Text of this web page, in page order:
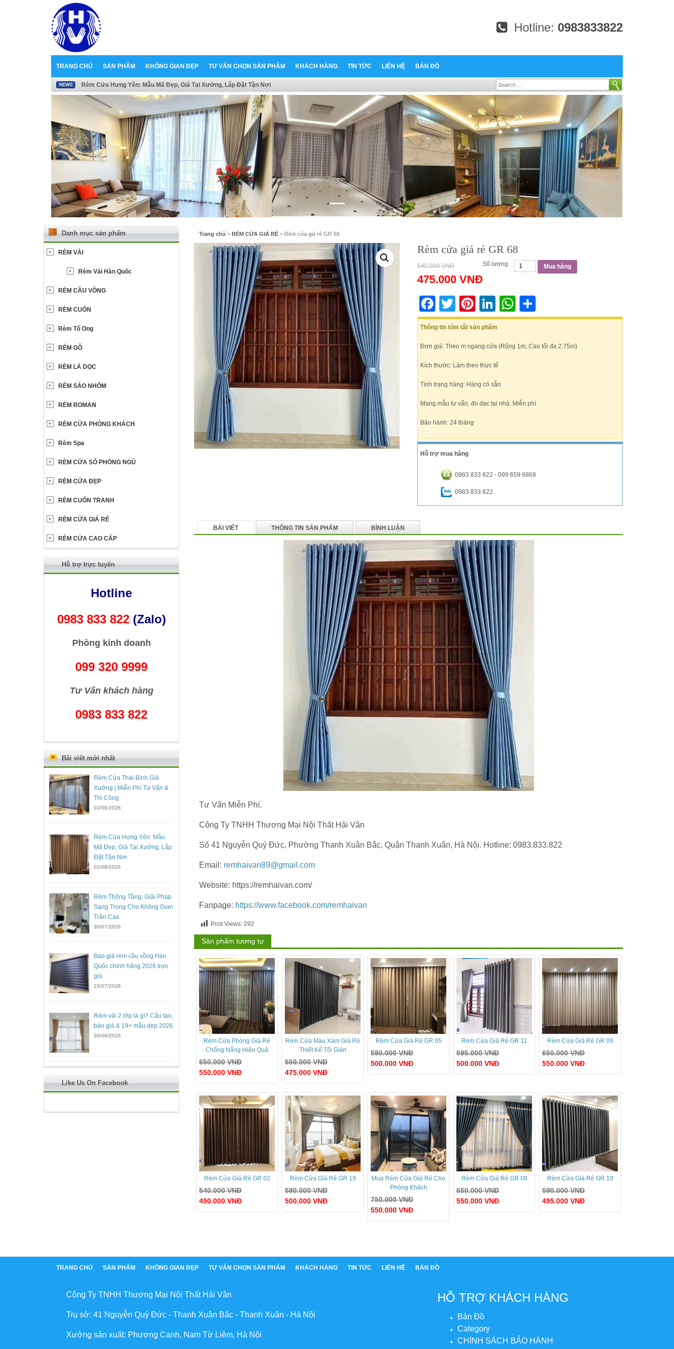
Hotline: 0983833822
TRANG CHỦ SẢN PHẨM KHÔNG GIAN ĐẸP TƯ VẤN CHỌN SẢN PHẨM KHÁCH HÀNG TIN TỨC LIÊN HỆ BẢN ĐỒ
Rèm Cửa Hưng Yên: Mẫu Mã Đẹp, Giá Tại Xưởng, Lắp Đặt Tận Nơi Search
Trang chủ > RÈM CỬA GIÁ RẺ > Rèm cửa giá rẻ GR 68
Rèm cửa giá rẻ GR 68
540.000VNĐ
475.000 VNĐ
Số lượng Mua hàng
Facebook
TwitterPinterest
LinkedIn
WhatsApp
Thông tin tóm tắt sản phẩm
Đơn giá: Theo m ngang cửa (Rộng 1m, Cao tối đa 2.75m)
Kích thước: Làm theo thực tế
Tình trạng hàng: Hàng có sẵn
Mang mẫu tư vấn, đo đạc tại nhà: Miễn phí
Bảo hành: 24 tháng
Hỗ trợ mua hàng
0983 833 822 - 099 659 6868
0983 833 822
BÀI VIẾT THÔNG TIN SẢN PHẨM BÌNH LUẬN
Tư Vấn Miễn Phí.
Công Ty TNHH Thương Mại Nội Thất Hải Vân
Số 41 Nguyễn Quý Đức, Phường Thanh Xuân Bắc, Quận Thanh Xuân, Hà Nội. Hotline: 0983.833.822
Email: remhaivan89@gmail.com
Website: https://remhaivan.com/
Fanpage: https://www.facebook.com/remhaivan
Post Views: 292
Sản phẩm tương tự
Rèm Cửa Phòng Giá Rẻ
Chống Nắng Hiệu Quả
650.000VNĐ
550.000 VNĐ
Rèm Cửa Màu Xám Giá Rẻ
Thiết Kế Tối Giản
550.000VNĐ
475.000 VNĐ
Rèm Cửa Giá Rẻ GR 05
590.000VNĐ
500.000 VNĐ
Rèm Cửa Giá Rẻ GR 11
595.000VNĐ
500.000 VNĐ
Rèm Cửa Giá Rẻ GR 09
650.000VNĐ
550.000 VNĐ
Rèm Cửa Giá Rẻ GR 02
540.000VNĐ
490.000 VNĐ
Rèm Cửa Giá Rẻ GR 19
590.000VNĐ
500.000 VNĐ
Mua Rèm Cửa Giá Rẻ Cho
Phòng Khách
750.000VNĐ
550.000 VNĐ
Rèm Cửa Giá Rẻ GR 08
650.000VNĐ
550.000 VNĐ
Rèm Cửa Giá Rẻ GR 18
590.000VNĐ
495.000 VNĐ
Danh mục sản phẩm
RÈM VẢI
Rèm Vải Hàn Quốc
RÈM CẦU VỒNG
RÈM CUỐN
Rèm Tổ Ong
RÈM GỖ
RÈM LÁ DỌC
RÈM SÁO NHÔM
RÈM ROMAN
RÈM CỬA PHÒNG KHÁCH
Rèm Spa
RÈM CỬA SỔ PHÒNG NGỦ
RÈM CỬA ĐẸP
RÈM CUỐN TRANH
RÈM CỬA GIÁ RẺ
RÈM CỬA CAO CẤP
Hỗ trợ trực tuyến
Hotline
0983 833 822 (Zalo)
Phòng kinh doanh
099 320 9999
Tư Vấn khách hàng
0983 833 822
Bài viết mới nhất
Rèm Cửa Thái Bình Giá
Xưởng | Miễn Phí Tư Vấn &
Thi Công
02/08/2026
Rèm Cửa Hưng Yên: Mẫu
Mã Đẹp, Giá Tại Xưởng, Lắp
Đặt Tận Nơi
01/08/2026
Rèm Thông Tầng: Giải Pháp
Sang Trọng Cho Không Gian
Trần Cao
30/07/2026
Báo giá rèm cầu vồng Hàn
Quốc chính hãng 2026 trọn
gói
23/07/2026
Rèm vải 2 lớp là gì? Cấu tạo,
báo giá & 19+ mẫu đẹp 2026
30/06/2026
Like Us On Facebook
TRANG CHỦ SẢN PHẨM KHÔNG GIAN ĐẸP TƯ VẤN CHỌN SẢN PHẨM KHÁCH HÀNG TIN TỨC LIÊN HỆ BẢN ĐỒ
Công Ty TNHH Thương Mại Nội Thất Hải Vân
Trụ sở: 41 Nguyễn Quý Đức - Thanh Xuân Bắc - Thanh Xuân - Hà Nội
Xưởng sản xuất: Phương Canh, Nam Từ Liêm, Hà Nội
HỖ TRỢ KHÁCH HÀNG
Bản Đồ
Category
CHÍNH SÁCH BẢO HÀNH